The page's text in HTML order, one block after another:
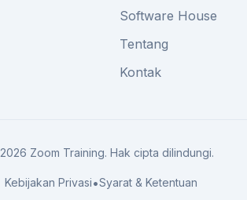
Software House
Tentang
Kontak
2026 Zoom Training. Hak cipta dilindungi.
Kebijakan Privasi•Syarat & Ketentuan